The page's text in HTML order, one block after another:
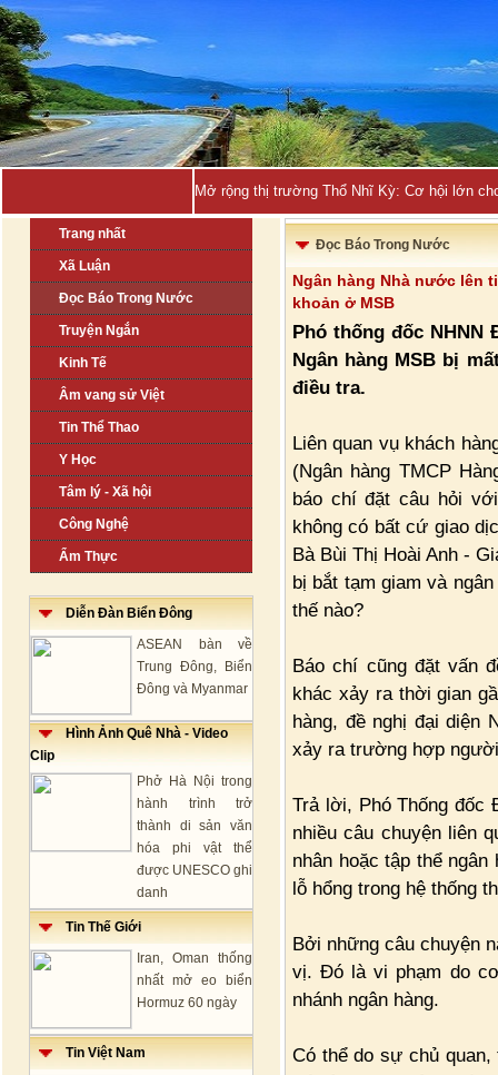
Mở rộng thị trường Thổ Nhĩ Kỳ: Cơ hội lớn
Trang nhất
Xã Luận
Đọc Báo Trong Nước
Truyện Ngắn
Kinh Tế
Âm vang sử Việt
Tin Thể Thao
Y Học
Tâm lý - Xã hội
Công Nghệ
Ẩm Thực
Diễn Đàn Biển Đông
ASEAN bàn về
Trung Đông, Biển
Đông và Myanmar
Hình Ảnh Quê Nhà - Video
Clip
Phở Hà Nội trong
hành trình trở
thành di sản văn
hóa phi vật thể
được UNESCO ghi
danh
Tin Thế Giới
Iran, Oman thống
nhất mở eo biển
Hormuz 60 ngày
Tin Việt Nam
Đọc Báo Trong Nước
Ngân hàng Nhà nước lên
khoản ở MSB
Phó thống đốc
Ngân hàng MSB bị
điều tra.
Liên quan vụ khách
(Ngân hàng TMCP
báo chí đặt câu hỏi
không có bất cứ giao
Bà Bùi Thị Hoài Anh -
bị bắt tạm giam và
thế nào?
Báo chí cũng đặt vấn
khác xảy ra thời gian
hàng, đề nghị đại diện
xảy ra trường hợp
Trả lời, Phó Thống đốc
nhiều câu chuyện liên
nhân hoặc tập thể ngân
lỗ hổng trong hệ thống
Bởi những câu chuyện
vị. Đó là vi phạm do
nhánh ngân hàng.
Có thể do sự chủ quan,